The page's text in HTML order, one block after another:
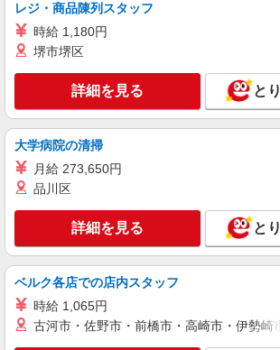
キープ 詳
日研トータルソーシング株式会社 メディカルケ
介護スタッフ／資格あり or
給1,400円〜 ◆初任者研修・
円〜 ◆初任者研修・経験者：
給与幅は経験・能力による ★週払いOK（規定あ
り）
3000ヶ所以上★ 自宅から通
お好きな勤務地をお選び下さ
キープ 詳
アルバイト パート 派遣社員 紹介予定派遣
日研トータルソーシング株式会社 メディカルケ
ス
未経験・無資格OKの介護
レジ・商品陳列スタッフ
時給 1,180円
堺市堺区
詳細を見る と
大学病院の清掃
月給 273,650円
品川区
詳細を見る と
ベルク各店での店内スタッフ
時給 1,065円
古河市・佐野市・前橋市・高崎市・伊勢